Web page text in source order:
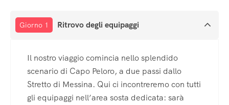
Giorno 1 Ritrovo degli equipaggi
Il nostro viaggio comincia nello splendido
scenario di Capo Peloro, a due passi dallo
Stretto di Messina. Qui ci incontreremo con tutti
gli equipaggi nell’area sosta dedicata: sarà